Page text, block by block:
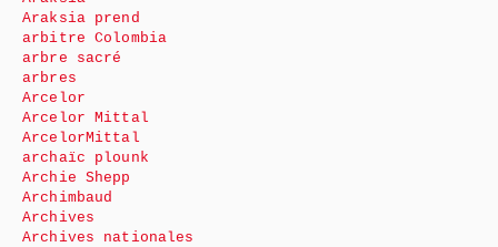
Araksia prend
arbitre Colombia
arbre sacré
arbres
Arcelor
Arcelor Mittal
ArcelorMittal
archaïc plounk
Archie Shepp
Archimbaud
Archives
Archives nationales